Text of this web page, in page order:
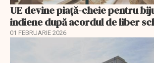
UE devine piață-cheie pentru
indiene după acordul de liber
01 FEBRUARIE 2026